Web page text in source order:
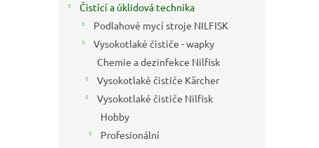
Čistící a úklidová technika
Podlahové mycí stroje NILFISK
Vysokotlaké čističe - wapky
Chemie a dezinfekce Nilfisk
Vysokotlaké čističe Kärcher
Vysokotlaké čističe Nilfisk
Hobby
Profesionální